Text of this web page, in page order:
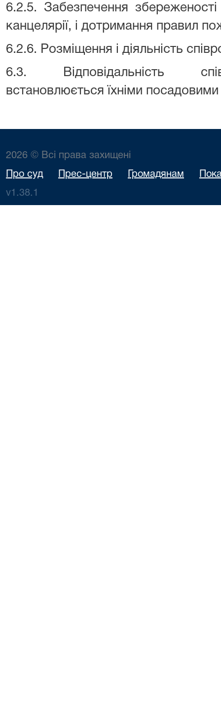
6.2.5. Забезпечення
канцелярії, і дотримання правил
6.2.6. Розміщення і діяльність
6.3. Відповідальність
встановлюється їхніми посадовими
2026 © Всі права захищені
Про суд Прес-центр Громадянам
v1.38.1